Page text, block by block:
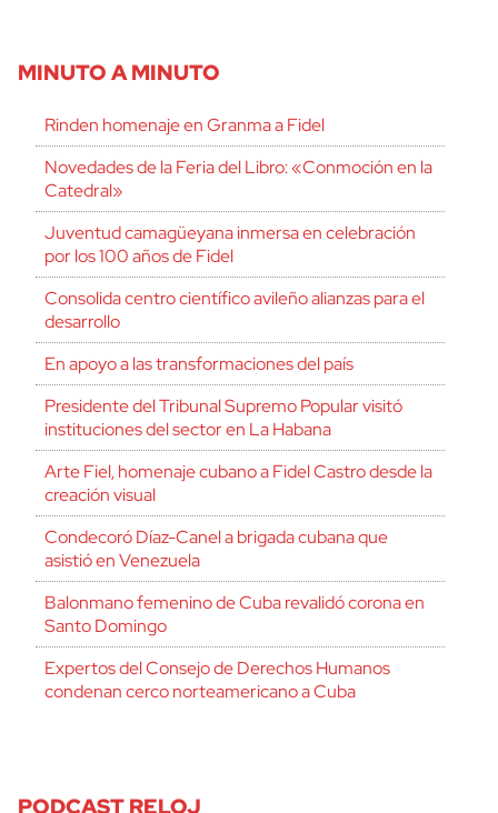
MINUTO A MINUTO
Rinden homenaje en Granma a Fidel
Novedades de la Feria del Libro: «Conmoción en la
Catedral»
Juventud camagüeyana inmersa en celebración
por los 100 años de Fidel
Consolida centro científico avileño alianzas para el
desarrollo
En apoyo a las transformaciones del país
Presidente del Tribunal Supremo Popular visitó
instituciones del sector en La Habana
Arte Fiel, homenaje cubano a Fidel Castro desde la
creación visual
Condecoró Díaz-Canel a brigada cubana que
asistió en Venezuela
Balonmano femenino de Cuba revalidó corona en
Santo Domingo
Expertos del Consejo de Derechos Humanos
condenan cerco norteamericano a Cuba
PODCAST RELOJ